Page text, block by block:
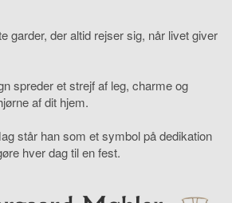
garder, der altid rejser sig, når livet giver
spreder et strejf af leg, charme og
af dit hjem.
står han som et symbol på dedikation
hver dag til en fest.